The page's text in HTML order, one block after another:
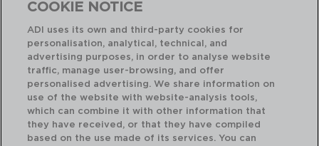
ACTION - PYREX®
SARTÉN ALUMINIO PRENSADO
22CM
COOKIE NOTICE
ADI uses its own and third-party cookies for
personalisation, analytical, technical, and
advertising purposes, in order to analyse website
traffic, manage user-browsing, and offer
personalised advertising. We share information on
use of the website with website-analysis tools,
which can combine it with other information that
they have received, or that they have compiled
based on the use made of its services. You can